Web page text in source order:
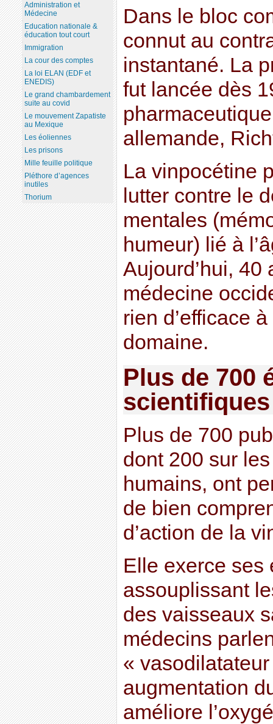
Dans le bloc
connut au
instantané. La
fut lancée dès
allemande,
La vinpocétine
lutter contre le
mentales
humeur) lié à
Aujourd’hui, 40
médecine
rien d’efficace
domaine.
Plus de 700
scientifiques
Plus de 700
dont 200 sur
humains, ont
de bien
d’action de la
Elle exerce ses
assouplissant
des vaisseaux
médecins
«
augmentation
améliore
Administration et
Médecine
Education nationale &
éducation tout court
Immigration
La cour des comptes
La loi ELAN (EDF et
ENEDIS)
Le grand chambardement
suite au covid
Le mouvement Zapatiste
au Mexique
Les éoliennes
Les prisons
Mille feuille politique
Pléthore d’agences
inutiles
Thorium